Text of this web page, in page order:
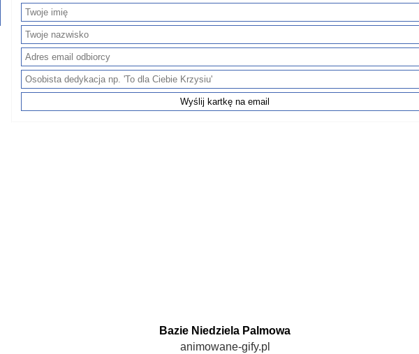
Bazie Niedziela Palmowa
animowane-gify.pl